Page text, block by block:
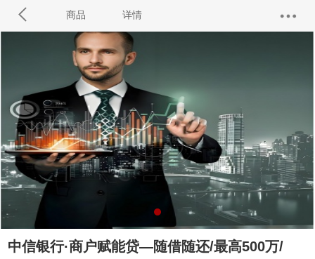
商品 详情
中信银行·商户赋能贷—随借随还/最高500万/